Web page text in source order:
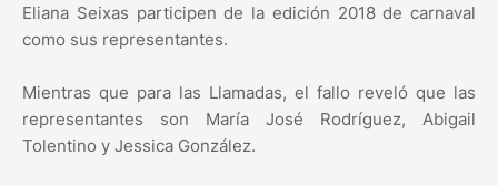
Eliana Seixas participen de la edición 2018 de carnaval
como sus representantes.
Mientras que para las Llamadas, el fallo reveló que las
representantes son María José Rodríguez, Abigail
Tolentino y Jessica González.